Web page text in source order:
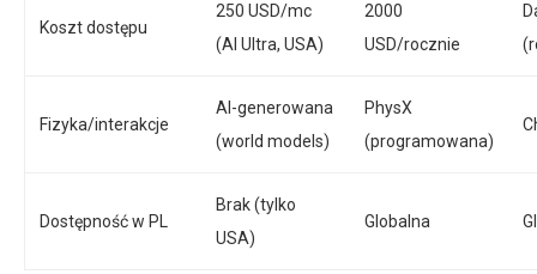
Koszt dostępu
250 USD/mc
(AI Ultra, USA)
2000
USD/rocznie
Fizyka/interakcje
AI-generowana
(world models)
PhysX
(programowana)
Dostępność w PL
Brak (tylko
USA)
Globalna